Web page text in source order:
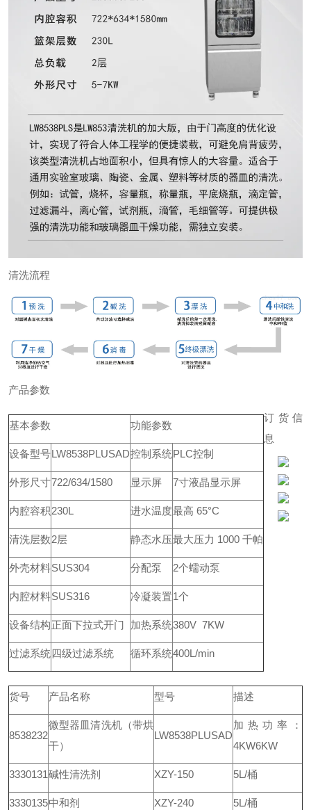
清洗流程
产品参数
基本参数 功能参数
设备型号LW8538PLUSAD控制系统PLC控制
外形尺寸722/634/1580 显示屏 7寸液晶显示屏
内腔容积230L 进水温度最高 65°C
清洗层数2层 静态水压最大压力 1000 千帕
外壳材料SUS304 分配泵 2个蠕动泵
内腔材料SUS316 冷凝装置1个
设备结构正面下拉式开门 加热系统380V 7KW
过滤系统四级过滤系统 循环系统400L/min
订货信
息
货号 产品名称 型号 描述
8538232
微型器皿清洗机（带烘
干）
LW8538PLUSAD
加热功率：
4KW6KW
3330131碱性清洗剂 XZY-150 5L/桶
3330135中和剂 XZY-240 5L/桶